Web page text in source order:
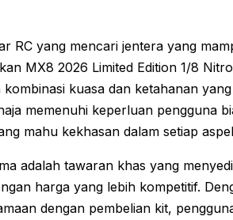
RC yang mencari jentera yang
MX8 2026 Limited Edition 1/8
kuasa dan ketahanan
memenuhi keperluan pengguna
mahu kekhasan dalam setiap
adalah tawaran khas yang
harga yang lebih kompetitif.
dengan pembelian kit,